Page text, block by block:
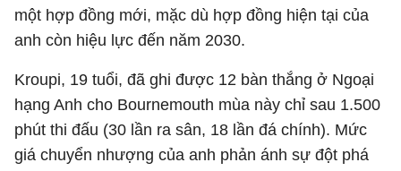
một hợp đồng mới, mặc dù hợp đồng hiện tại của
anh còn hiệu lực đến năm 2030.
Kroupi, 19 tuổi, đã ghi được 12 bàn thắng ở Ngoại
hạng Anh cho Bournemouth mùa này chỉ sau 1.500
phút thi đấu (30 lần ra sân, 18 lần đá chính). Mức
giá chuyển nhượng của anh phản ánh sự đột phá